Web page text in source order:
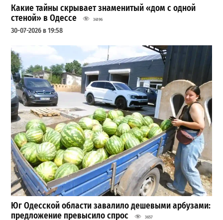
Какие тайны скрывает знаменитый «дом с одной
стеной» в Одессе
34196
30-07-2026 в 19:58
Юг Одесской области завалило дешевыми арбузами:
предложение превысило спрос
3657